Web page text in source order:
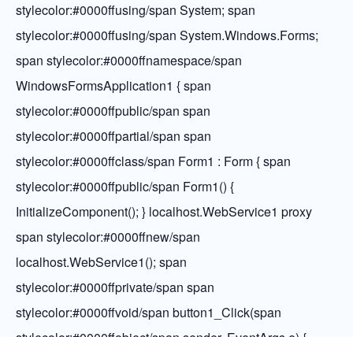
stylecolor:#0000ffusing/span System; span
stylecolor:#0000ffusing/span System.Windows.Forms;
span stylecolor:#0000ffnamespace/span
WindowsFormsApplication1 { span
stylecolor:#0000ffpublic/span span
stylecolor:#0000ffpartial/span span
stylecolor:#0000ffclass/span Form1 : Form { span
stylecolor:#0000ffpublic/span Form1() {
InitializeComponent(); } localhost.WebService1 proxy
span stylecolor:#0000ffnew/span
localhost.WebService1(); span
stylecolor:#0000ffprivate/span span
stylecolor:#0000ffvoid/span button1_Click(span